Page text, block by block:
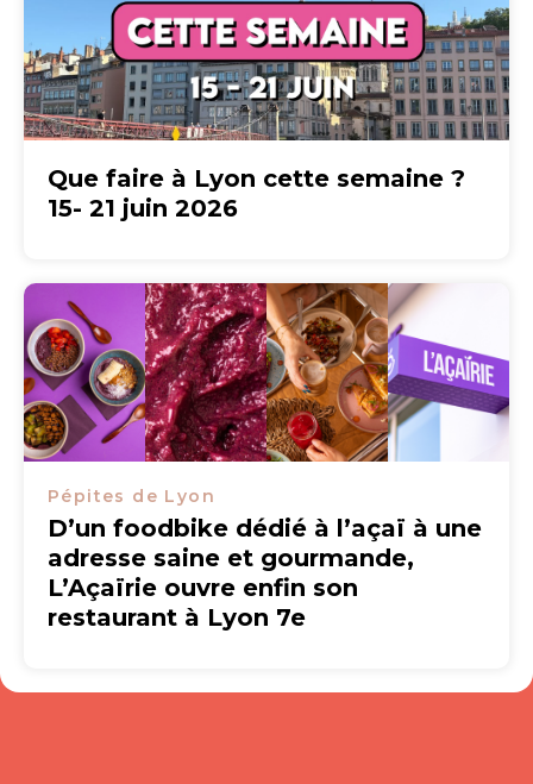
Que faire à Lyon cette semaine ?
15- 21 juin 2026
Pépites de Lyon
D’un foodbike dédié à l’açaï à une
adresse saine et gourmande,
L’Açaïrie ouvre enfin son
restaurant à Lyon 7e